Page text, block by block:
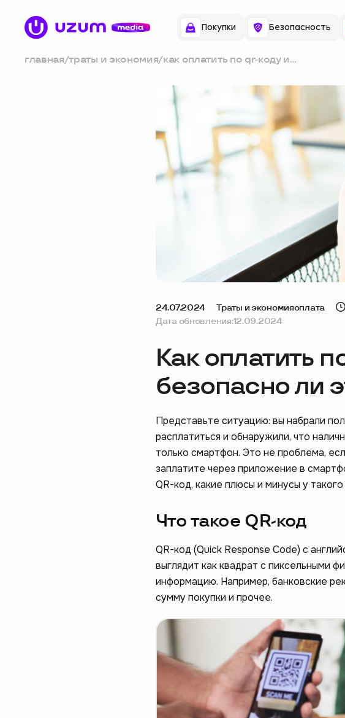
Покупки Безопасность
главная/траты и экономия/как оплатить по qr-коду и
24.07.2024 Траты и экономияоплата
Дата обновления:12.09.2024
Как оплатить
безопасно ли
Представьте ситуацию: вы набрали
расплатиться и обнаружили, что
только смартфон. Это не проблема,
заплатите через приложение в
QR-код, какие плюсы и минусы у
Что такое QR-код
QR-код (Quick Response Code) с
выглядит как квадрат с пиксельными
информацию. Например, банковские
сумму покупки и прочее.